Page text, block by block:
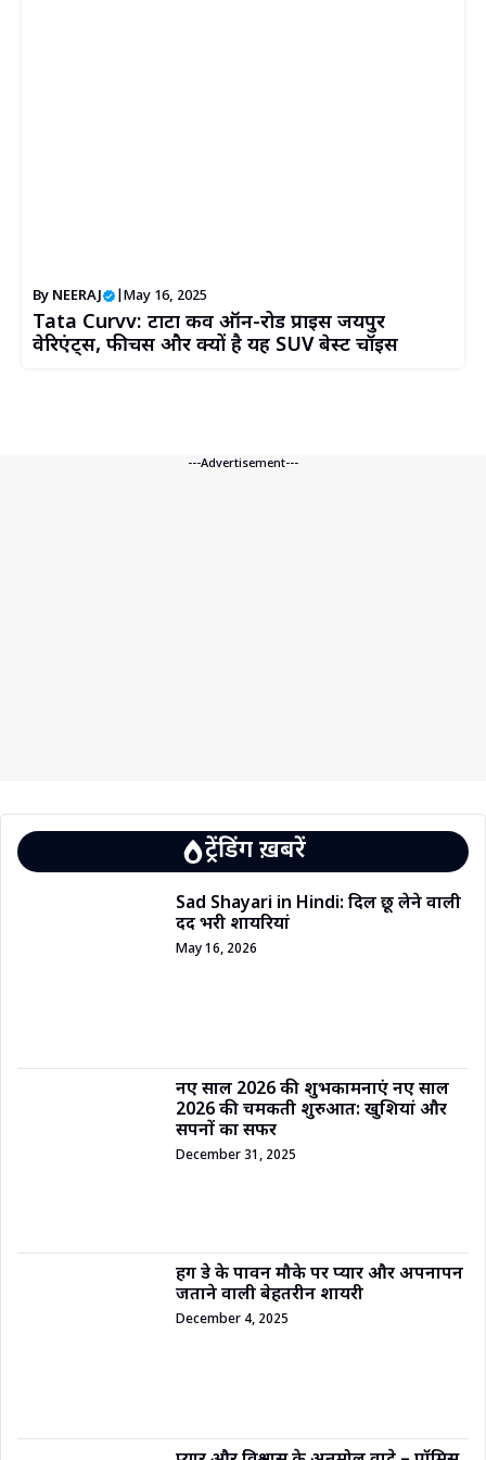
By NEERAJ May 16, 2025
Tata Curvv: टाटा कर्व ऑन-रोड प्राइस जयपुर
वेरिएंट्स, फीचर्स और क्यों है यह SUV बेस्ट चॉइस
---Advertisement---
ट्रेंडिंग ख़बरें
Sad Shayari in Hindi: दिल छू लेने वाली
दर्द भरी शायरियां
May 16, 2026
नए साल 2026 की शुभकामनाएं नए साल
2026 की चमकती शुरुआत: खुशियां और
सपनों का सफर
December 31, 2025
हग डे के पावन मौके पर प्यार और अपनापन
जताने वाली बेहतरीन शायरी
December 4, 2025